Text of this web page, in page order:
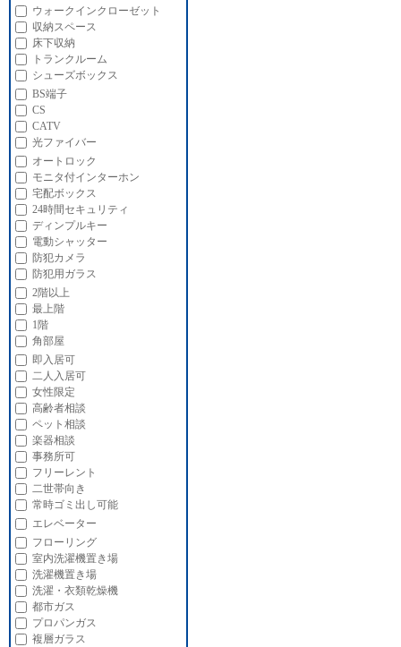
ウォークインクローゼット
収納スペース
床下収納
トランクルーム
シューズボックス
BS端子
CS
CATV
光ファイバー
オートロック
モニタ付インターホン
宅配ボックス
24時間セキュリティ
ディンプルキー
電動シャッター
防犯カメラ
防犯用ガラス
2階以上
最上階
1階
角部屋
即入居可
二人入居可
女性限定
高齢者相談
ペット相談
楽器相談
事務所可
フリーレント
二世帯向き
常時ゴミ出し可能
エレベーター
フローリング
室内洗濯機置き場
洗濯機置き場
洗濯・衣類乾燥機
都市ガス
プロパンガス
複層ガラス